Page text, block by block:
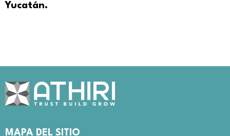
Yucatán.
MAPA DEL SITIO